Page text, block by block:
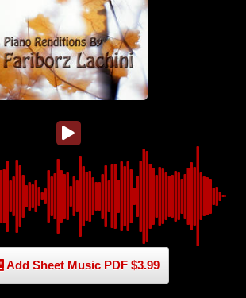
Add Sheet Music PDF $3.99